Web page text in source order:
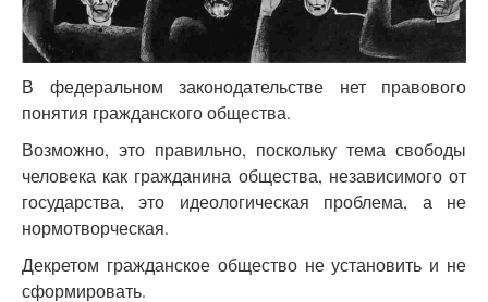
В федеральном законодательстве нет правового
понятия гражданского общества.
Возможно, это правильно, поскольку тема свободы
человека как гражданина общества, независимого от
государства, это идеологическая проблема, а не
нормотворческая.
Декретом гражданское общество не установить и не
сформировать.